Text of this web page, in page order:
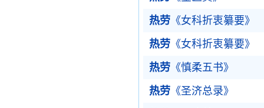
热劳 《女科折衷纂要》
热劳 《女科折衷纂要》
热劳 《慎柔五书》
热劳 《圣济总录》